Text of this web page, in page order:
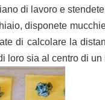
di lavoro e
disponete
di calcolare la
loro sia al centro di un